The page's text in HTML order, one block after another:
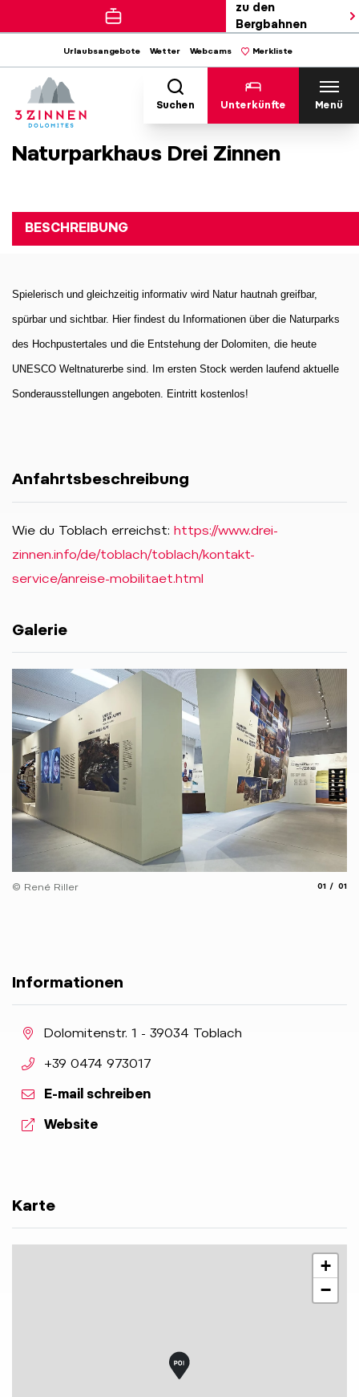
zu den
Bergbahnen
Urlaubsangebote Wetter Webcams Merkliste
Suchen Unterkünfte Menü
Naturparkhaus Drei Zinnen
BESCHREIBUNG
Spielerisch und gleichzeitig informativ wird Natur hautnah greifbar,
spürbar und sichtbar. Hier findest du Informationen über die Naturparks
des Hochpustertales und die Entstehung der Dolomiten, die heute
UNESCO Weltnaturerbe sind. Im ersten Stock werden laufend aktuelle
Sonderausstellungen angeboten. Eintritt kostenlos!
Anfahrtsbeschreibung
Wie du Toblach erreichst: https://www.drei-
zinnen.info/de/toblach/toblach/kontakt-
service/anreise-mobilitaet.html
Galerie
© René Riller 01 01
Informationen
aria.location:
Dolomitenstr. 1 - 39034 Toblach
aria.phone:
+39 0474 973017
E-mail schreiben
aria.website:
Website
Karte
+
−